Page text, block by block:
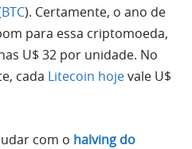
BTC). Certamente, o ano de
para essa criptomoeda,
U$ 32 por unidade. No
cada Litecoin hojevale U$
com o halving do